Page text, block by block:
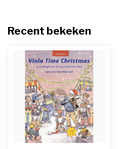
Recent bekeken